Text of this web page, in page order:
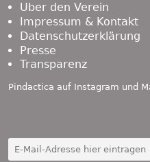
Über den Verein
Impressum & Kontakt
Datenschutzerklärung
Presse
Transparenz
Pindactica auf Instagram und